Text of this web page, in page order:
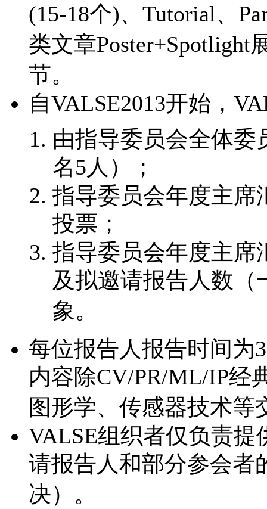
(15-18个)、Tutorial、
类文章
节。
自VALSE2013开始，
由指导委员会全体委
名5人）；
指导委员会年度主席
投票；
指导委员会年度主席
及拟邀请报告人数（
象。
每位报告人报告时间为
内容除CV/PR/ML/IP经
图形学、传感器技术等
VALSE组织者仅负责提
请报告人和部分参会者
决）。